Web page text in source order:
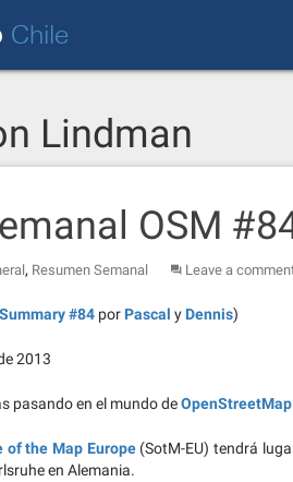
Chile
Lindman
OSM
, Resumen Semanal Leave a
#84 por Pascal y Dennis)
2013
pasando en el mundo deOpenStreetMap
of the Map Europe(SotM-EU) tendrá
en Alemania.